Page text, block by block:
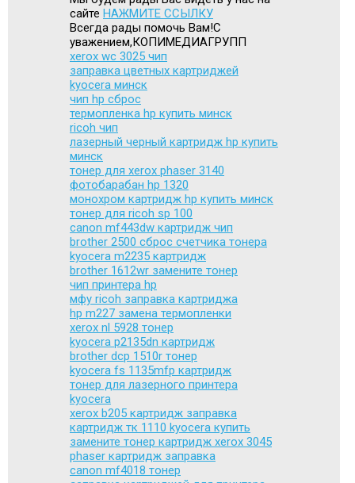
сайте НАЖМИТЕ ССЫЛКУ
Всегда рады помочь Вам!С
уважением,КОПИМЕДИАГРУПП
xerox wc 3025 чип
заправка цветных картриджей
kyocera минск
чип hp сброс
термопленка hp купить минск
ricoh чип
лазерный черный картридж hp купить
минск
тонер для xerox phaser 3140
фотобарабан hp 1320
монохром картридж hp купить минск
тонер для ricoh sp 100
canon mf443dw картридж чип
brother 2500 сброс счетчика тонера
kyocera m2235 картридж
brother 1612wr замените тонер
чип принтера hp
мфу ricoh заправка картриджа
hp m227 замена термопленки
xerox nl 5928 тонер
kyocera p2135dn картридж
brother dcp 1510r тонер
kyocera fs 1135mfp картридж
тонер для лазерного принтера
kyocera
xerox b205 картридж заправка
картридж тк 1110 kyocera купить
замените тонер картридж xerox 3045
phaser картридж заправка
canon mf4018 тонер